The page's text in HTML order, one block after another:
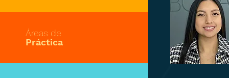
Áreas de
Práctica